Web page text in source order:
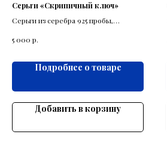
Серьги «Скрипичный ключ»
Серьги из серебра 925 пробы,
ключа.
5 000 р.
Подробнее о товаре
Добавить в корзину